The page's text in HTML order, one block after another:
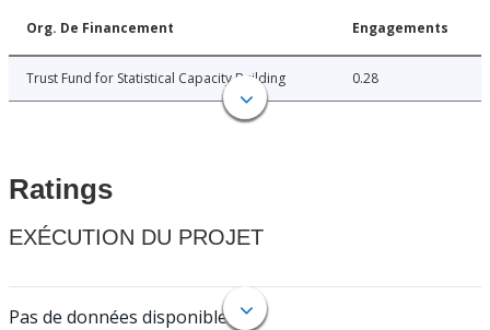
Org. De Financement Engagements
Trust Fund for Statistical Capacity Building 0.28
Ratings
EXÉCUTION DU PROJET
Pas de données disponibles.